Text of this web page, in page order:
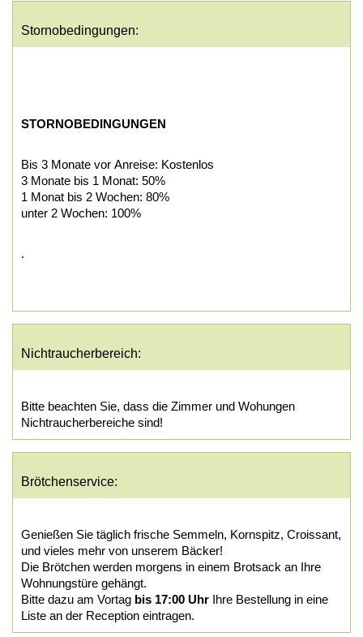
Stornobedingungen:
STORNOBEDINGUNGEN
Bis 3 Monate vor Anreise: Kostenlos
3 Monate bis 1 Monat: 50%
1 Monat bis 2 Wochen: 80%
unter 2 Wochen: 100%
.
Nichtraucherbereich:
Bitte beachten Sie, dass die Zimmer und Wohungen
Nichtraucherbereiche sind!
Brötchenservice:
Genießen Sie täglich frische Semmeln, Kornspitz, Croissant,
und vieles mehr von unserem Bäcker!
Die Brötchen werden morgens in einem Brotsack an Ihre
Wohnungstüre gehängt.
Bitte dazu am Vortag bis 17:00 Uhr Ihre Bestellung in eine
Liste an der Reception eintragen.